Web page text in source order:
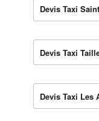
Devis Taxi
Devis Taxi
Devis Taxi Les